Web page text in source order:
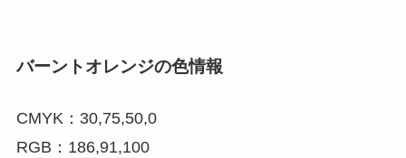
バーントオレンジの色情報
CMYK：30,75,50,0
RGB：186,91,100